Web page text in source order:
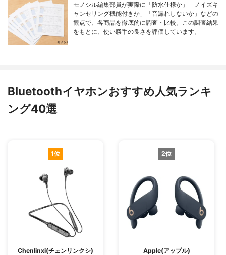
モノシル編集部員が実際に「防水仕様か」「ノイズキ
ャンセリング機能付きか」「音漏れしないか」などの
観点で、各商品を徹底的に調査・比較。この調査結果
をもとに、使い勝手の良さを評価しています。
Bluetoothイヤホンおすすめ人気ランキ
ング40選
1位
Chenlinxi(チェンリンクシ)
2位
Apple(アップル)